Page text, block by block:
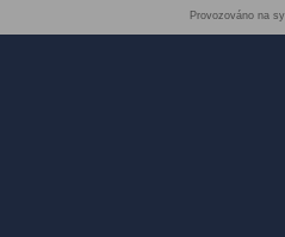
Provozováno na